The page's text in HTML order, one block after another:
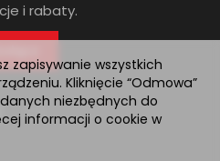
i rabaty.
zapisywanie wszystkich
Kliknięcie “Odmowa”
niezbędnych do
informacji o cookie w